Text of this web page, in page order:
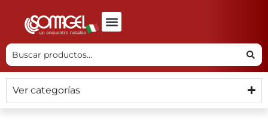
Ver categorías